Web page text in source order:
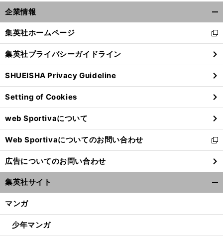
企業情報
閉
る
集英社ホームページ
新
し
い
ウ
ィ
ン
ド
ウ
で
開
く
集英社プライバシーガイドライン
SHUEISHA Privacy Guideline
Setting of Cookies
web Sportivaについて
Web Sportivaについてのお問い合わせ
新
し
い
ウ
ィ
ン
ウ
開
広告についてのお問い合わせ
集英社サイト
マンガ
少年マンガ